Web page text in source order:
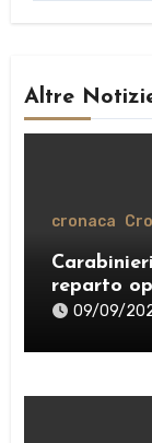
Altre
cronaca
reparto
comando
09/09/